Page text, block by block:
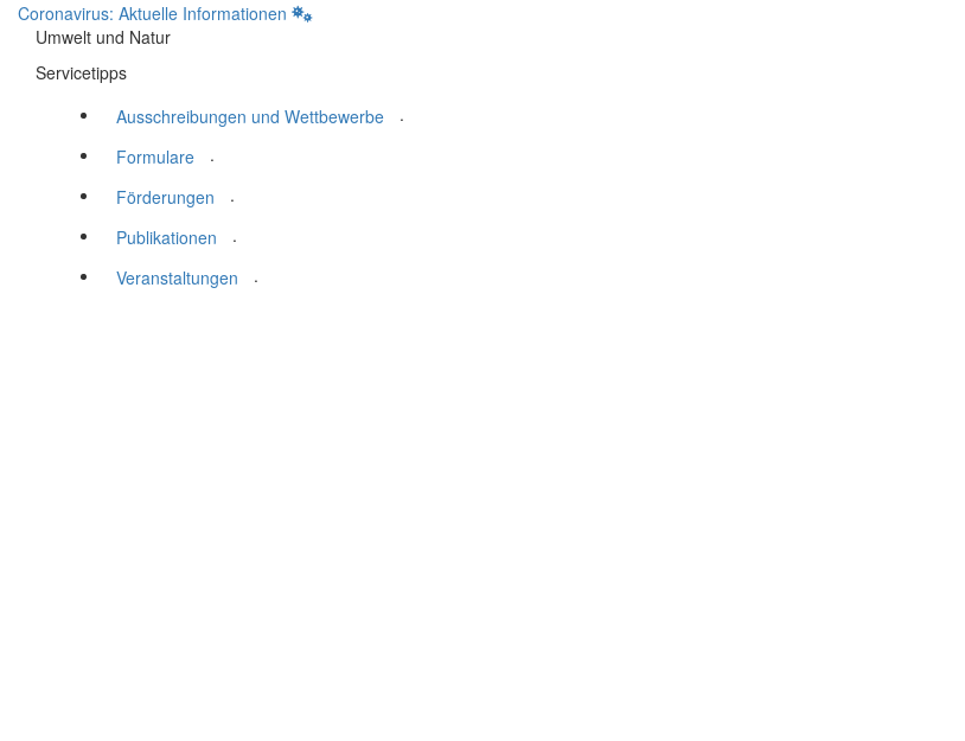
Coronavirus: Aktuelle Informationen
Umwelt und Natur
Servicetipps
Ausschreibungen und Wettbewerbe
.
Formulare
.
Förderungen
.
Publikationen
.
Veranstaltungen
.